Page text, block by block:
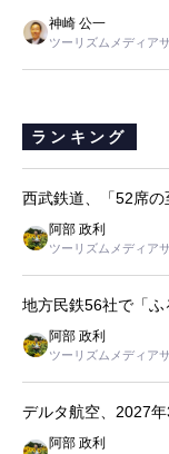
すが、私と妹にとっ
は、当人だけではな
と思いました。
神崎 公一
ツーリズムメディア
ランキング
西武鉄道、「52席
阿部 政利
ツーリズムメディア
地方民鉄56社で「
阿部 政利
ツーリズムメディア
デルタ航空、2027
阿部 政利